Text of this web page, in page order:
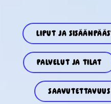
Liput ja
Palvelut ja tilat